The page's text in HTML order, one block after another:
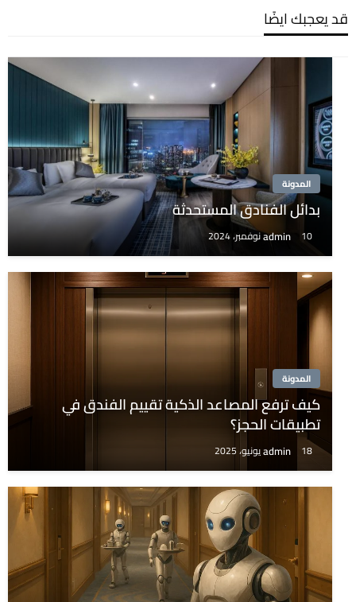
قد يعجبك ايضًا
المدونة
بدائل الفنادق المستحدثة
admin 10 نوفمبر، 2024
المدونة
كيف ترفع المصاعد الذكية تقييم الفندق في
تطبيقات الحجز؟
admin 18 يونيو، 2025